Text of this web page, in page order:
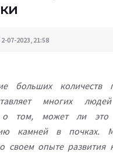
2-07-2023, 21:58
больших количеств
многих людей
о том, может ли это
камней в почках.
своем опыте развития